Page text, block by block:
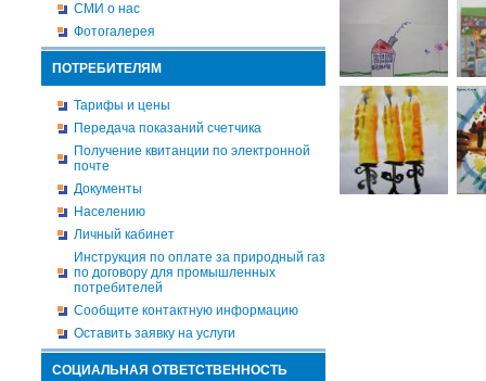
СМИ о нас
Фотогалерея
ПОТРЕБИТЕЛЯМ
Тарифы и цены
Передача показаний счетчика
Получение квитанции по электронной
почте
Документы
Населению
Личный кабинет
Инструкция по оплате за природный газ
по договору для промышленных
потребителей
Сообщите контактную информацию
Оставить заявку на услуги
СОЦИАЛЬНАЯ ОТВЕТСТВЕННОСТЬ